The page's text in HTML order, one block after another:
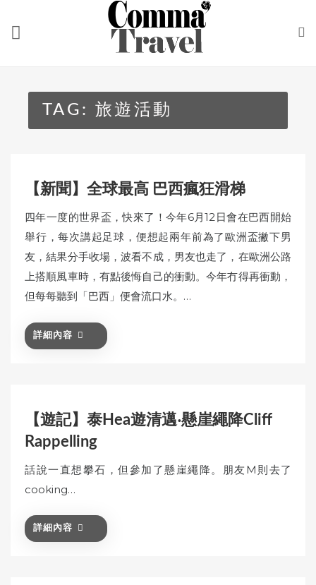
TAG: 旅遊活動
【新聞】全球最高 巴西瘋狂滑梯
四年一度的世界盃，快來了！今年6月12日會在巴西開始
舉行，每次講起足球，便想起兩年前為了歐洲盃撇下男
友，結果分手收場，波看不成，男友也走了，在歐洲公路
上搭順風車時，有點後悔自己的衝動。今年冇得再衝動，
但每每聽到「巴西」便會流口水。…
詳細內容
【遊記】泰Hea遊清邁‧懸崖繩降Cliff
Rappelling
話說一直想攀石，但參加了懸崖繩降。朋友M則去了
cooking…
詳細內容